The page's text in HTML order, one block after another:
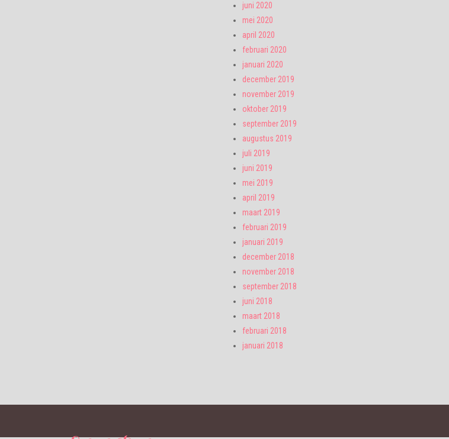
juni 2020
mei 2020
april 2020
februari 2020
januari 2020
december 2019
november 2019
oktober 2019
september 2019
augustus 2019
juli 2019
juni 2019
mei 2019
april 2019
maart 2019
februari 2019
januari 2019
december 2018
november 2018
september 2018
juni 2018
maart 2018
februari 2018
januari 2018